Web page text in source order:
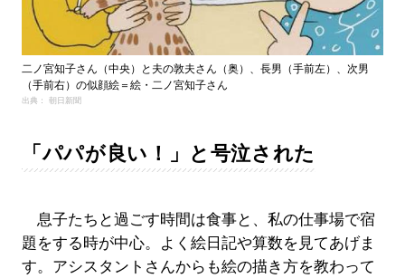
二ノ宮知子さん（中央）と夫の敦夫さん（奥）、長男（手前左）、次男
（手前右）の似顔絵＝絵・二ノ宮知子さん
出典： 朝日新聞
「パパが良い！」と号泣された
息子たちと過ごす時間は食事と、私の仕事場で宿
題をする時が中心。よく絵日記や算数を見てあげま
す。アシスタントさんからも絵の描き方を教わって